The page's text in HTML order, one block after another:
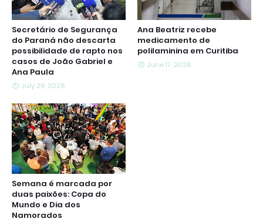
Secretário de Segurança
do Paraná não descarta
possibilidade de rapto nos
casos de João Gabriel e
Ana Paula
July 28, 2026
Ana Beatriz recebe
medicamento de
polilaminina em Curitiba
June 17, 2026
Semana é marcada por
duas paixões: Copa do
Mundo e Dia dos
Namorados